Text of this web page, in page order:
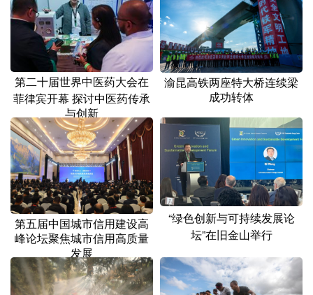
多语种频道
English Español Français عربى
Русский язык 한국어
Deutsch Português
第二十届世界中医药大会在
菲律宾开幕 探讨中医药传承
与创新
渝昆高铁两座特大桥连续梁
成功转体
第五届中国城市信用建设高
峰论坛聚焦城市信用高质量
发展
“绿色创新与可持续发展论
坛”在旧金山举行